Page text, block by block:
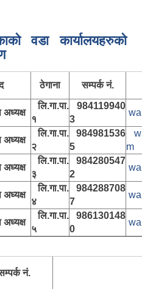
वडा कार्यालयहरुकाे
ठेगाना सम्पर्क नं.
अध्यक्ष
लि.गा.पा.
१
984119940
3
अध्यक्ष
लि.गा.पा.
२
984981536
5
m
अध्यक्ष
लि.गा.पा.
३
984280547
2
अध्यक्ष
लि.गा.पा.
४
984288708
7
अध्यक्ष
लि.गा.पा.
५
986130148
0
नं.